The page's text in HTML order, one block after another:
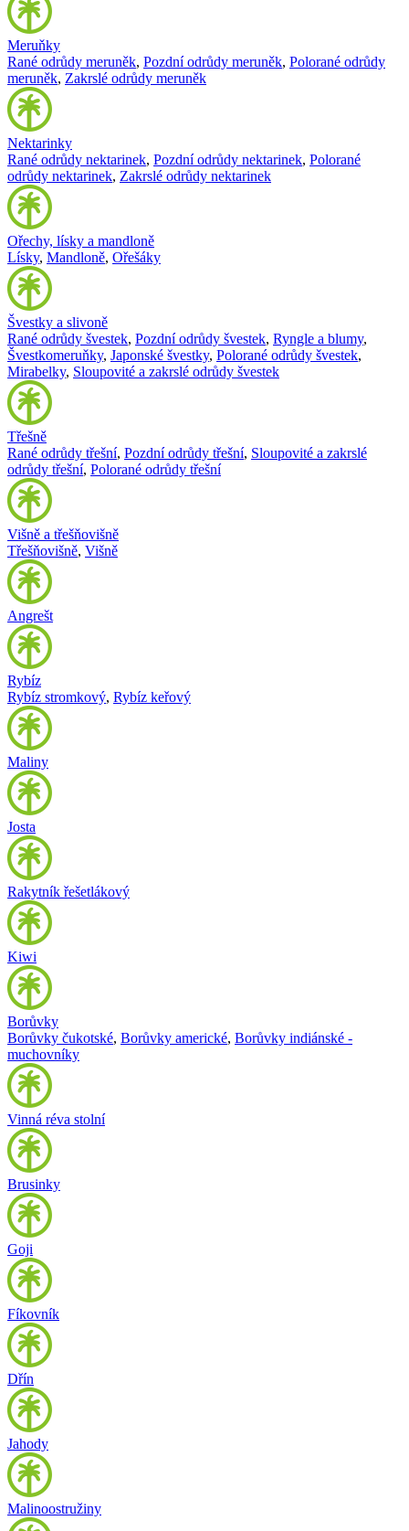
Meruňky
Rané odrůdy meruněk, Pozdní odrůdy meruněk, Polorané odrůdy
meruněk, Zakrslé odrůdy meruněk
Nektarinky
Rané odrůdy nektarinek, Pozdní odrůdy nektarinek, Polorané
odrůdy nektarinek, Zakrslé odrůdy nektarinek
Ořechy, lísky a mandloně
Lísky, Mandloně, Ořešáky
Švestky a slivoně
Rané odrůdy švestek, Pozdní odrůdy švestek, Ryngle a blumy,
Švestkomeruňky, Japonské švestky, Polorané odrůdy švestek,
Mirabelky, Sloupovité a zakrslé odrůdy švestek
Třešně
Rané odrůdy třešní, Pozdní odrůdy třešní, Sloupovité a zakrslé
odrůdy třešní, Polorané odrůdy třešní
Višně a třešňovišně
Třešňovišně, Višně
Angrešt
Rybíz
Rybíz stromkový, Rybíz keřový
Maliny
Josta
Rakytník řešetlákový
Kiwi
Borůvky
Borůvky čukotské, Borůvky americké, Borůvky indiánské -
muchovníky
Vinná réva stolní
Brusinky
Goji
Fíkovník
Dřín
Jahody
Malinoostružiny